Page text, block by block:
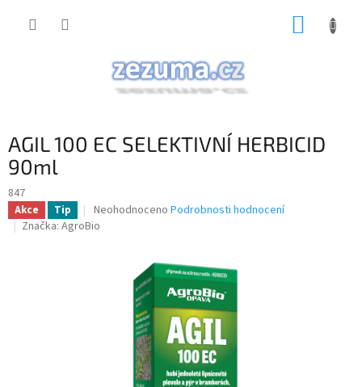
AGIL 100 EC SELEKTIVNÍ HERBICID
90ml
847
Akce Tip
Průměrné
hodnocení
hvězdiček.
Neohodnoceno Podrobnosti hodnocení
Značka: AgroBio